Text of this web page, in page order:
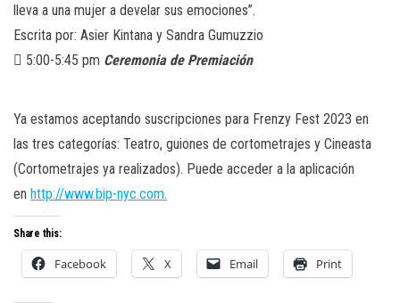
lleva a una mujer a develar sus emociones”.
Escrita por: Asier Kintana y Sandra Gumuzzio
 5:00-5:45 pm Ceremonia de Premiación
Ya estamos aceptando suscripciones para Frenzy Fest 2023 en
las tres categorías: Teatro, guiones de cortometrajes y Cineasta
(Cortometrajes ya realizados). Puede acceder a la aplicación
en http://www.bip-nyc.com.
Share this:
Facebook X Email Print